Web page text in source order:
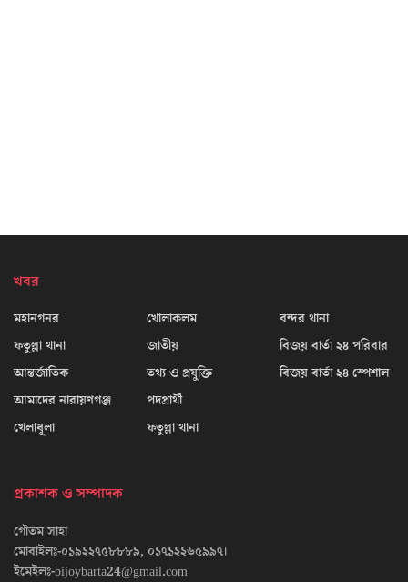
খবর
মহানগনর
ফতুল্লা থানা
আন্তর্জাতিক
আমাদের নারায়ণগঞ্জ
খেলাধূলা
খোলাকলম
জাতীয়
তথ্য ও প্রযুক্তি
পদপ্রার্থী
ফতুল্লা থানা
বন্দর থানা
বিজয় বার্তা ২৪ পরিবার
বিজয় বার্তা ২৪ স্পেশাল
প্রকাশক ও সম্পাদক
গৌতম সাহা
মোবাইলঃ-০১৯২২৭৫৮৮৮৯, ০১৭১২২৬৫৯৯৭।
ইমেইলঃ-bijoybarta24@gmail.com